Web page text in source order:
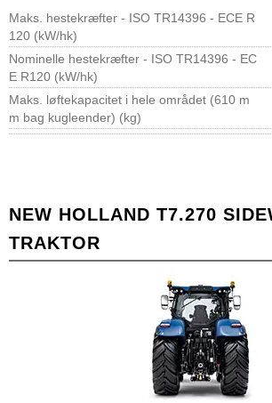
Maks. hestekræfter - ISO TR14396 - ECE R
120 (kW/hk)
Nominelle hestekræfter - ISO TR14396 - EC
E R120 (kW/hk)
Maks. løftekapacitet i hele området (610 m
m bag kugleender) (kg)
NEW HOLLAND T7.270
TRAKTOR